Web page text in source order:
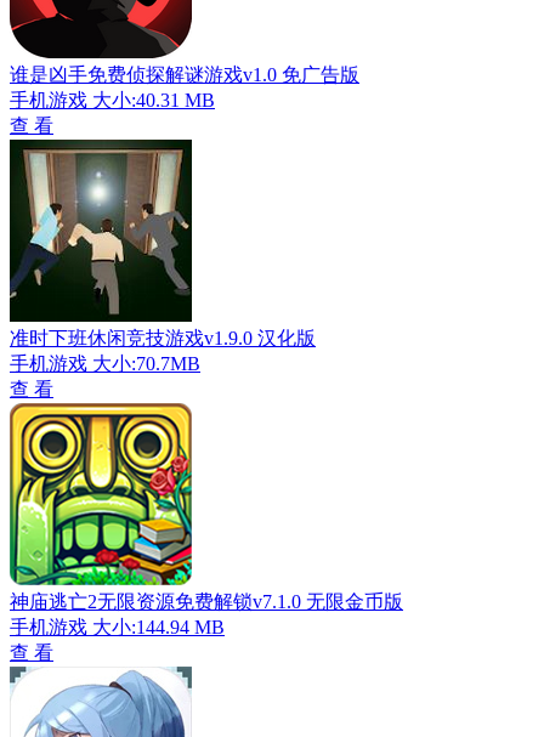
谁是凶手免费侦探解谜游戏v1.0 免广告版
手机游戏 大小:40.31 MB
查 看
准时下班休闲竞技游戏v1.9.0 汉化版
手机游戏 大小:70.7MB
查 看
神庙逃亡2无限资源免费解锁v7.1.0 无限金币版
手机游戏 大小:144.94 MB
查 看